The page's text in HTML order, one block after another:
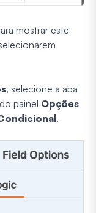
mostrar este
, selecione a aba
painel Opções
.